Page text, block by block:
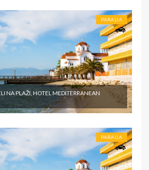
PARALIA
NA PLAŽI, HOTEL MEDITERRANEAN
PARALIA